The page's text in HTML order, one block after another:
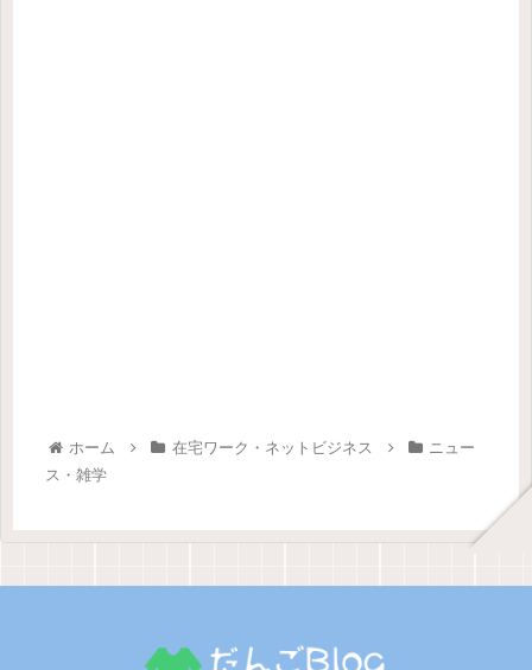
ホーム 在宅ワーク・ネットビジネス
ニュー
ス・雑学